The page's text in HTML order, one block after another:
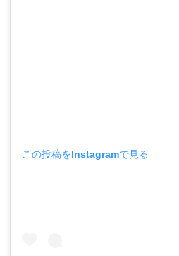
この投稿をInstagramで見る